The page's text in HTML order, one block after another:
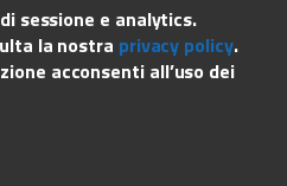
sessione e analytics.
la nostra privacy policy.
acconsenti all’uso dei
pubblica